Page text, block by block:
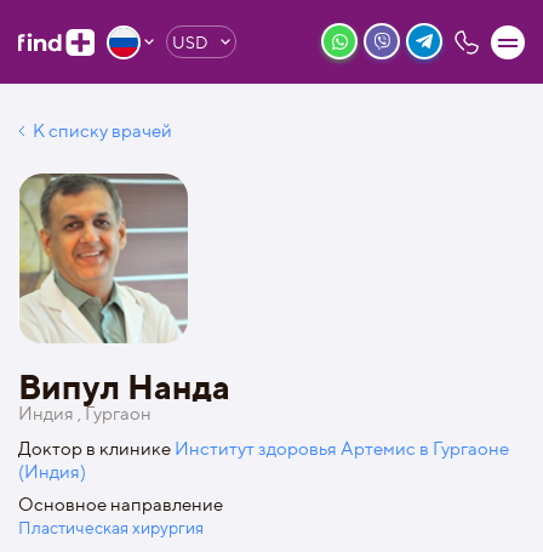
USD
К списку врачей
Випул Нанда
Индия , Гургаон
Доктор в клинике Институт здоровья Артемис в Гургаоне
(Индия)
Основное направление
Пластическая хирургия